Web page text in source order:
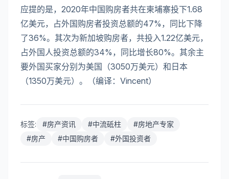
应提的是，2020年中国购房者共在柬埔寨投下1.68
亿美元，占外国购房者投资总额的47%，同比下降
了36%。其次为新加坡购房者，共投入1.22亿美元，
占外国人投资总额的34%，同比增长80%。其余主
要外国买家分别为美国（3050万美元）和日本
（1350万美元）。（编译：Vincent）
标签: #房产资讯 #中流砥柱 #房地产专家
#房产 #中国购房者 #外国投资者